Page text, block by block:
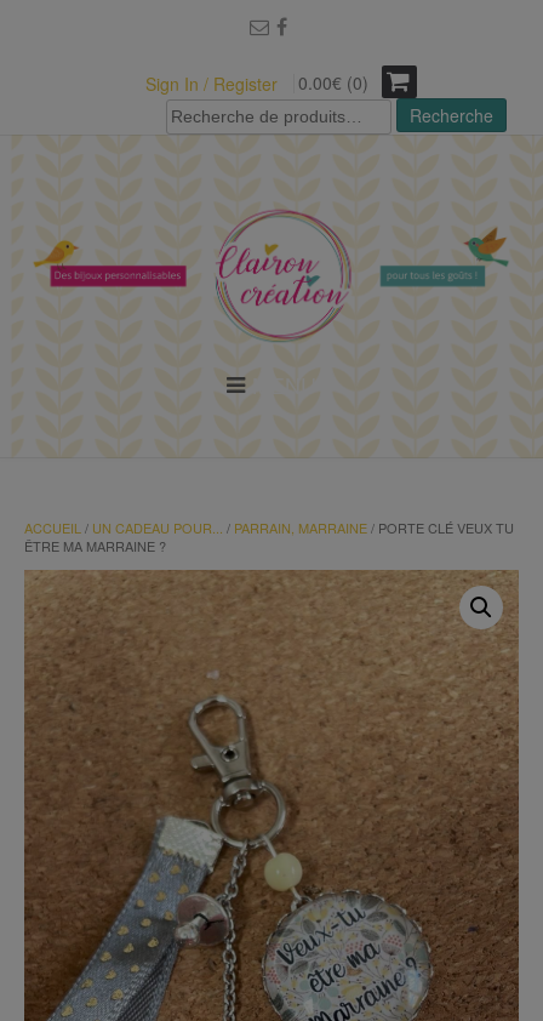
Sign In / Register
0.00€ (0)
Recherche
pour :
Recherche
ACCUEIL / UN CADEAU POUR... / PARRAIN, MARRAINE/ PORTE CLÉ VEUX TU
ÊTRE MA MARRAINE ?